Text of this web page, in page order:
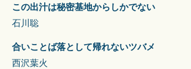
この出汁は秘密基地からしかでない
​石川聡
合いことば落として帰れないツバメ
​西沢葉火